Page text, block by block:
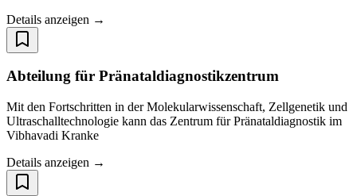
Details anzeigen →
Abteilung für Pränataldiagnostikzentrum
Mit den Fortschritten in der Molekularwissenschaft, Zellgenetik und
Ultraschalltechnologie kann das Zentrum für Pränataldiagnostik im
Vibhavadi Kranke
Details anzeigen →